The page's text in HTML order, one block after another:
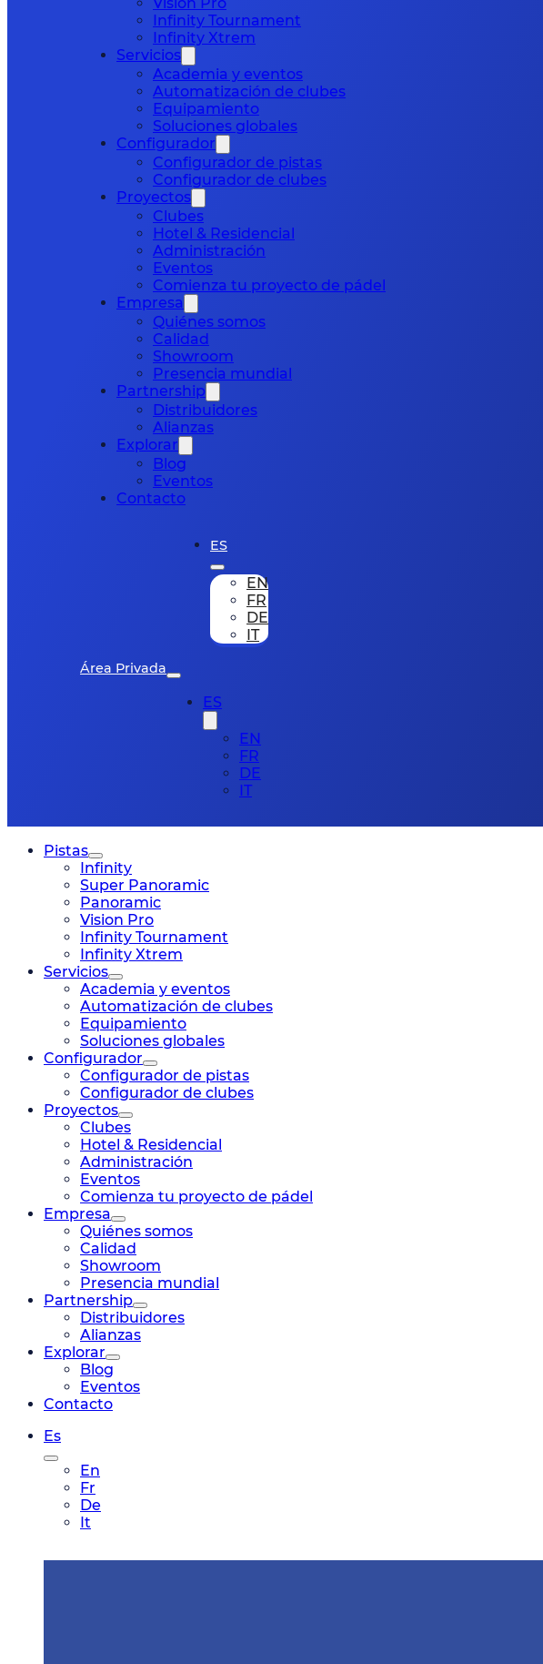
Infinity Tournament
Infinity Xtrem
Servicios
Academia y eventos
Automatización de clubes
Equipamiento
Soluciones globales
Configurador
Configurador de pistas
Configurador de clubes
Proyectos
Clubes
Hotel & Residencial
Administración
Eventos
Comienza tu proyecto de pádel
Empresa
Quiénes somos
Calidad
Showroom
Presencia mundial
Partnership
Distribuidores
Alianzas
Explorar
Blog
Eventos
Contacto
Área Privada
ES
EN
FR
DE
IT
ES
EN
FR
DE
IT
Pistas
Infinity
Super Panoramic
Panoramic
Vision Pro
Infinity Tournament
Infinity Xtrem
Servicios
Academia y eventos
Automatización de clubes
Equipamiento
Soluciones globales
Configurador
Configurador de pistas
Configurador de clubes
Proyectos
Clubes
Hotel & Residencial
Administración
Eventos
Comienza tu proyecto de pádel
Empresa
Quiénes somos
Calidad
Showroom
Presencia mundial
Partnership
Distribuidores
Alianzas
Explorar
Blog
Eventos
Contacto
Es
En
Fr
De
It